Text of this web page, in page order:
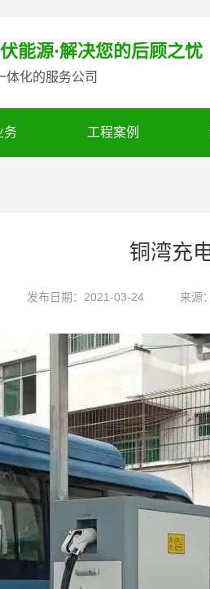
务 工程案例
能源·解决您的后顾之忧
体化的服务公司
铜湾充
发布日期：2021-03-24 来源